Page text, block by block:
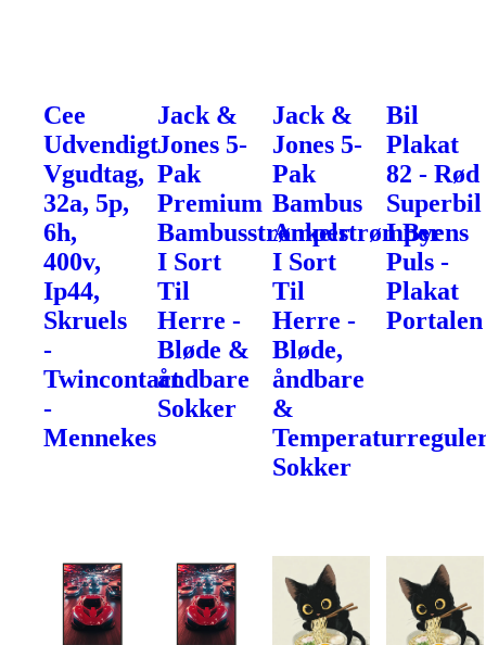
Cee
Udvendigt
Vgudtag,
32a, 5p,
6h,
400v,
Ip44,
Skruels
-
Twincontact
-
Mennekes
Jack &
Jones 5-
Pak
Premium
Bambusstrømper
I Sort
Til
Herre -
Bløde &
åndbare
Sokker
Jack &
Jones 5-
Pak
Bambus
Ankelstrømper
I Sort
Til
Herre -
Bløde,
åndbare
&
Sokker
Bil
Plakat
82 - Rød
Superbil
I Byens
Puls -
Plakat
Portalen